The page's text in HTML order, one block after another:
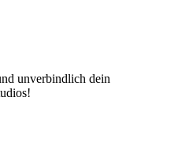
unverbindlich dein